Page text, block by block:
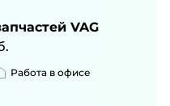
VAG
Работа в офисе